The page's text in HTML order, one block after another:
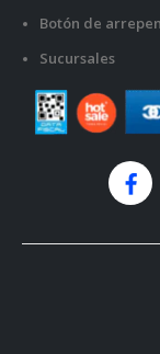
Botón de
Sucursales